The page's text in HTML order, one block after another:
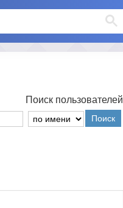
Поиск пользователей
Поиск